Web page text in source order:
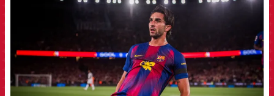
FCB Barcelona badge